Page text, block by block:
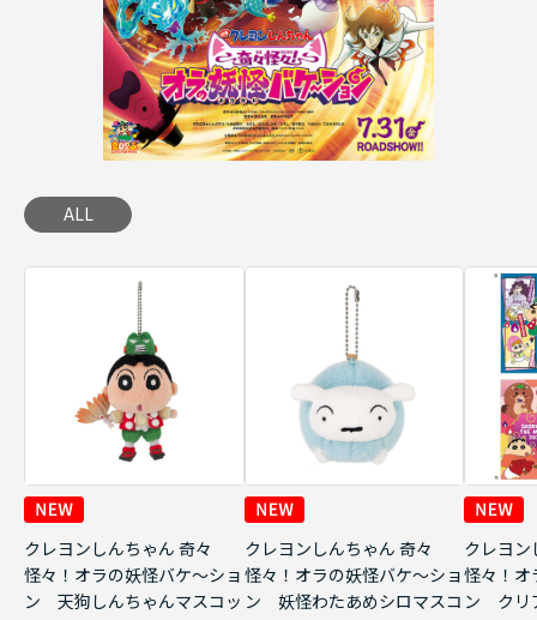
ALL
クレヨンしんちゃん 奇々
怪々！オラの妖怪バケ～ショ
ン 天狗しんちゃんマスコッ
クレヨンしんちゃん 奇々
怪々！オラの妖怪バケ～ショ
ン 妖怪わたあめシロマスコ
クレヨン
怪々！オ
ン クリ